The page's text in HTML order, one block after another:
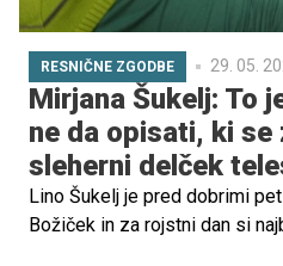
RESNIČNE ZGODBE 29. 05.
Mirjana Šukelj: To
ne da opisati, ki
sleherni delček
Lino Šukelj je pred dobrimi
Božiček in za rojstni dan si